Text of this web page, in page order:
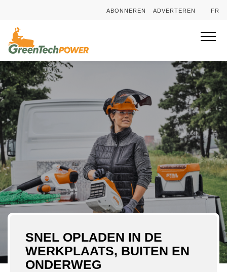
ABONNEREN ADVERTEREN FR
SNEL OPLADEN IN DE
WERKPLAATS, BUITEN EN
ONDERWEG